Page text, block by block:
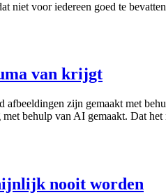
voor iedereen goed te
van krijgt
zijn gemaakt met
behulp van AI gemaakt. Dat het
nooit worden